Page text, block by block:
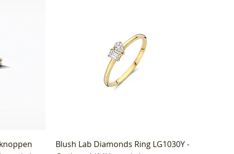
Blush Lab Diamonds Ring LG1030Y -